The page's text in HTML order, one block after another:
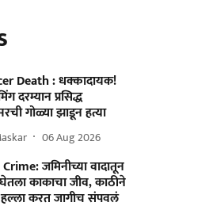
Death : धक्कादायक!
दरम्यान प्रसिद्ध
गोळ्या झाडून हत्या
06 Aug 2026
जमिनीच्या वादातून
काकाचा जीव, काठीने
हल्ला करत जागीच संपवलं